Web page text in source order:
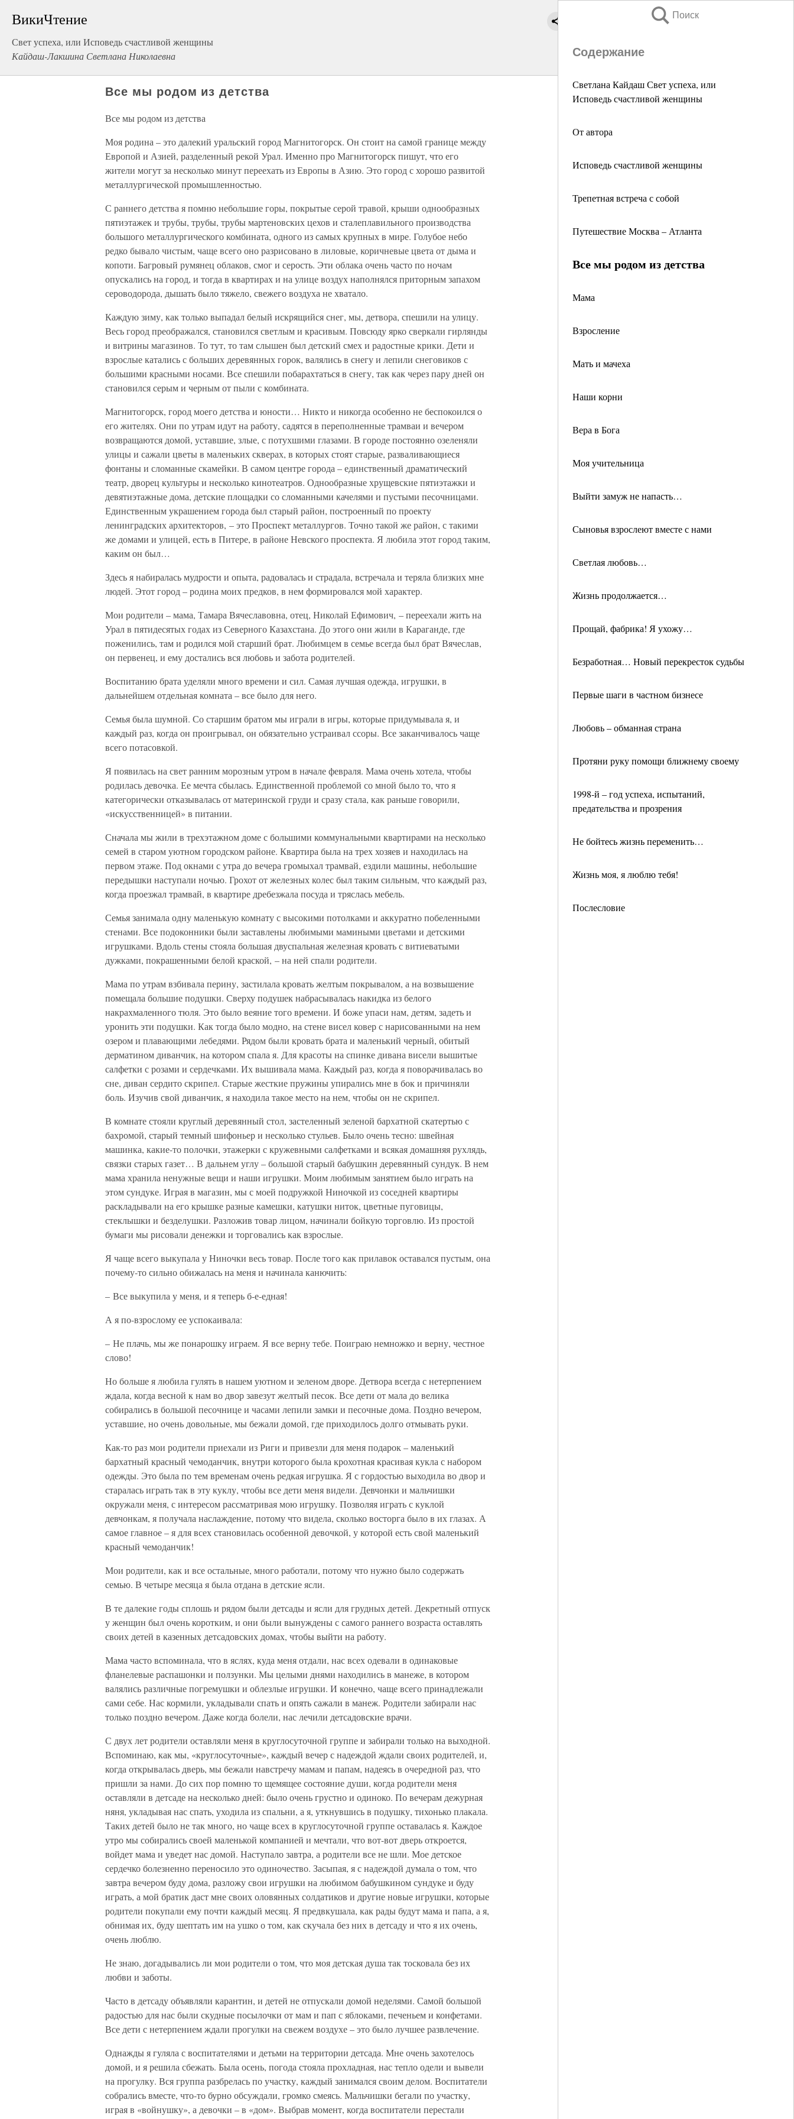
ВикиЧтение
Свет успеха, или Исповедь счастливой женщины
Кайдаш-Лакшина Светлана Николаевна
Поиск
Содержание
Светлана Кайдаш Свет успеха, или
Исповедь счастливой женщины
От автора
Исповедь счастливой женщины
Трепетная встреча с собой
Путешествие Москва – Атланта
Все мы родом из детства
Мама
Взросление
Мать и мачеха
Наши корни
Вера в Бога
Моя учительница
Выйти замуж не напасть…
Сыновья взрослеют вместе с нами
Светлая любовь…
Жизнь продолжается…
Прощай, фабрика! Я ухожу…
Безработная… Новый перекресток судьбы
Первые шаги в частном бизнесе
Любовь – обманная страна
Протяни руку помощи ближнему своему
1998-й – год успеха, испытаний,
предательства и прозрения
Не бойтесь жизнь переменить…
Жизнь моя, я люблю тебя!
Послесловие
Все мы родом из детства
Все мы родом из детства
Моя родина – это далекий уральский город Магнитогорск. Он стоит на самой границе между
Европой и Азией, разделенный рекой Урал. Именно про Магнитогорск пишут, что его
жители могут за несколько минут переехать из Европы в Азию. Это город с хорошо развитой
металлургической промышленностью.
С раннего детства я помню небольшие горы, покрытые серой травой, крыши однообразных
пятиэтажек и трубы, трубы, трубы мартеновских цехов и сталеплавильного производства
большого металлургического комбината, одного из самых крупных в мире. Голубое небо
редко бывало чистым, чаще всего оно разрисовано в лиловые, коричневые цвета от дыма и
копоти. Багровый румянец облаков, смог и серость. Эти облака очень часто по ночам
опускались на город, и тогда в квартирах и на улице воздух наполнялся приторным запахом
сероводорода, дышать было тяжело, свежего воздуха не хватало.
Каждую зиму, как только выпадал белый искрящийся снег, мы, детвора, спешили на улицу.
Весь город преображался, становился светлым и красивым. Повсюду ярко сверкали гирлянды
и витрины магазинов. То тут, то там слышен был детский смех и радостные крики. Дети и
взрослые катались с больших деревянных горок, валялись в снегу и лепили снеговиков с
большими красными носами. Все спешили побарахтаться в снегу, так как через пару дней он
становился серым и черным от пыли с комбината.
Магнитогорск, город моего детства и юности… Никто и никогда особенно не беспокоился о
его жителях. Они по утрам идут на работу, садятся в переполненные трамваи и вечером
возвращаются домой, уставшие, злые, с потухшими глазами. В городе постоянно озеленяли
улицы и сажали цветы в маленьких скверах, в которых стоят старые, разваливающиеся
фонтаны и сломанные скамейки. В самом центре города – единственный драматический
театр, дворец культуры и несколько кинотеатров. Однообразные хрущевские пятиэтажки и
девятиэтажные дома, детские площадки со сломанными качелями и пустыми песочницами.
Единственным украшением города был старый район, построенный по проекту
ленинградских архитекторов, – это Проспект металлургов. Точно такой же район, с такими
же домами и улицей, есть в Питере, в районе Невского проспекта. Я любила этот город таким,
каким он был…
Здесь я набиралась мудрости и опыта, радовалась и страдала, встречала и теряла близких мне
людей. Этот город – родина моих предков, в нем формировался мой характер.
Мои родители – мама, Тамара Вячеславовна, отец, Николай Ефимович, – переехали жить на
Урал в пятидесятых годах из Северного Казахстана. До этого они жили в Караганде, где
поженились, там и родился мой старший брат. Любимцем в семье всегда был брат Вячеслав,
он первенец, и ему достались вся любовь и забота родителей.
Воспитанию брата уделяли много времени и сил. Самая лучшая одежда, игрушки, в
дальнейшем отдельная комната – все было для него.
Семья была шумной. Со старшим братом мы играли в игры, которые придумывала я, и
каждый раз, когда он проигрывал, он обязательно устраивал ссоры. Все заканчивалось чаще
всего потасовкой.
Я появилась на свет ранним морозным утром в начале февраля. Мама очень хотела, чтобы
родилась девочка. Ее мечта сбылась. Единственной проблемой со мной было то, что я
категорически отказывалась от материнской груди и сразу стала, как раньше говорили,
«искусственницей» в питании.
Сначала мы жили в трехэтажном доме с большими коммунальными квартирами на несколько
семей в старом уютном городском районе. Квартира была на трех хозяев и находилась на
первом этаже. Под окнами с утра до вечера громыхал трамвай, ездили машины, небольшие
передышки наступали ночью. Грохот от железных колес был таким сильным, что каждый раз,
когда проезжал трамвай, в квартире дребезжала посуда и тряслась мебель.
Семья занимала одну маленькую комнату с высокими потолками и аккуратно побеленными
стенами. Все подоконники были заставлены любимыми мамиными цветами и детскими
игрушками. Вдоль стены стояла большая двуспальная железная кровать с витиеватыми
дужками, покрашенными белой краской, – на ней спали родители.
Мама по утрам взбивала перину, застилала кровать желтым покрывалом, а на возвышение
помещала большие подушки. Сверху подушек набрасывалась накидка из белого
накрахмаленного тюля. Это было веяние того времени. И боже упаси нам, детям, задеть и
уронить эти подушки. Как тогда было модно, на стене висел ковер с нарисованными на нем
озером и плавающими лебедями. Рядом были кровать брата и маленький черный, обитый
дерматином диванчик, на котором спала я. Для красоты на спинке дивана висели вышитые
салфетки с розами и сердечками. Их вышивала мама. Каждый раз, когда я поворачивалась во
сне, диван сердито скрипел. Старые жесткие пружины упирались мне в бок и причиняли
боль. Изучив свой диванчик, я находила такое место на нем, чтобы он не скрипел.
В комнате стояли круглый деревянный стол, застеленный зеленой бархатной скатертью с
бахромой, старый темный шифоньер и несколько стульев. Было очень тесно: швейная
машинка, какие-то полочки, этажерки с кружевными салфетками и всякая домашняя рухлядь,
связки старых газет… В дальнем углу – большой старый бабушкин деревянный сундук. В нем
мама хранила ненужные вещи и наши игрушки. Моим любимым занятием было играть на
этом сундуке. Играя в магазин, мы с моей подружкой Ниночкой из соседней квартиры
раскладывали на его крышке разные камешки, катушки ниток, цветные пуговицы,
стеклышки и безделушки. Разложив товар лицом, начинали бойкую торговлю. Из простой
бумаги мы рисовали денежки и торговались как взрослые.
Я чаще всего выкупала у Ниночки весь товар. После того как прилавок оставался пустым, она
почему-то сильно обижалась на меня и начинала канючить:
– Все выкупила у меня, и я теперь б-е-едная!
А я по-взрослому ее успокаивала:
– Не плачь, мы же понарошку играем. Я все верну тебе. Поиграю немножко и верну, честное
слово!
Но больше я любила гулять в нашем уютном и зеленом дворе. Детвора всегда с нетерпением
ждала, когда весной к нам во двор завезут желтый песок. Все дети от мала до велика
собирались в большой песочнице и часами лепили замки и песочные дома. Поздно вечером,
уставшие, но очень довольные, мы бежали домой, где приходилось долго отмывать руки.
Как-то раз мои родители приехали из Риги и привезли для меня подарок – маленький
бархатный красный чемоданчик, внутри которого была крохотная красивая кукла с набором
одежды. Это была по тем временам очень редкая игрушка. Я с гордостью выходила во двор и
старалась играть так в эту куклу, чтобы все дети меня видели. Девчонки и мальчишки
окружали меня, с интересом рассматривая мою игрушку. Позволяя играть с куклой
девчонкам, я получала наслаждение, потому что видела, сколько восторга было в их глазах. А
самое главное – я для всех становилась особенной девочкой, у которой есть свой маленький
красный чемоданчик!
Мои родители, как и все остальные, много работали, потому что нужно было содержать
семью. В четыре месяца я была отдана в детские ясли.
В те далекие годы сплошь и рядом были детсады и ясли для грудных детей. Декретный отпуск
у женщин был очень коротким, и они были вынуждены с самого раннего возраста оставлять
своих детей в казенных детсадовских домах, чтобы выйти на работу.
Мама часто вспоминала, что в яслях, куда меня отдали, нас всех одевали в одинаковые
фланелевые распашонки и ползунки. Мы целыми днями находились в манеже, в котором
валялись различные погремушки и облезлые игрушки. И конечно, чаще всего принадлежали
сами себе. Нас кормили, укладывали спать и опять сажали в манеж. Родители забирали нас
только поздно вечером. Даже когда болели, нас лечили детсадовские врачи.
С двух лет родители оставляли меня в круглосуточной группе и забирали только на выходной.
Вспоминаю, как мы, «круглосуточные», каждый вечер с надеждой ждали своих родителей, и,
когда открывалась дверь, мы бежали навстречу мамам и папам, надеясь в очередной раз, что
пришли за нами. До сих пор помню то щемящее состояние души, когда родители меня
оставляли в детсаде на несколько дней: было очень грустно и одиноко. По вечерам дежурная
няня, укладывая нас спать, уходила из спальни, а я, уткнувшись в подушку, тихонько плакала.
Таких детей было не так много, но чаще всех в круглосуточной группе оставалась я. Каждое
утро мы собирались своей маленькой компанией и мечтали, что вот-вот дверь откроется,
войдет мама и уведет нас домой. Наступало завтра, а родители все не шли. Мое детское
сердечко болезненно переносило это одиночество. Засыпая, я с надеждой думала о том, что
завтра вечером буду дома, разложу свои игрушки на любимом бабушкином сундуке и буду
играть, а мой братик даст мне своих оловянных солдатиков и другие новые игрушки, которые
родители покупали ему почти каждый месяц. Я предвкушала, как рады будут мама и папа, а я,
обнимая их, буду шептать им на ушко о том, как скучала без них в детсаду и что я их очень,
очень люблю.
Не знаю, догадывались ли мои родители о том, что моя детская душа так тосковала без их
любви и заботы.
Часто в детсаду объявляли карантин, и детей не отпускали домой неделями. Самой большой
радостью для нас были скудные посылочки от мам и пап с яблоками, печеньем и конфетами.
Все дети с нетерпением ждали прогулки на свежем воздухе – это было лучшее развлечение.
Однажды я гуляла с воспитателями и детьми на территории детсада. Мне очень захотелось
домой, и я решила сбежать. Была осень, погода стояла прохладная, нас тепло одели и вывели
на прогулку. Вся группа разбрелась по участку, каждый занимался своим делом. Воспитатели
собрались вместе, что-то бурно обсуждали, громко смеясь. Мальчишки бегали по участку,
играя в «войнушку», а девочки – в «дом». Выбрав момент, когда воспитатели перестали